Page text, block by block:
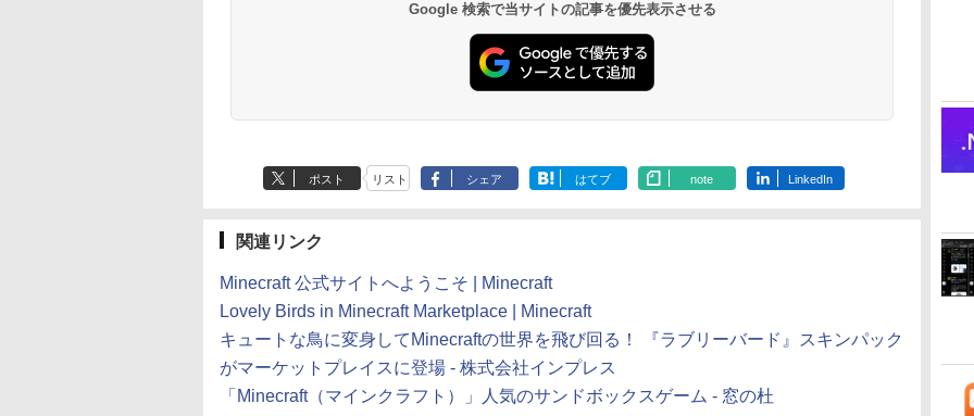
Google 検索で当サイトの記事を優先表示させる
ポスト リスト シェア はてブ note LinkedIn
関連リンク
Minecraft 公式サイトへようこそ | Minecraft
Lovely Birds in Minecraft Marketplace | Minecraft
キュートな鳥に変身してMinecraftの世界を飛び回る！ 『ラブリーバード』スキンパック
がマーケットプレイスに登場 - 株式会社インプレス
「Minecraft（マインクラフト）」人気のサンドボックスゲーム - 窓の杜